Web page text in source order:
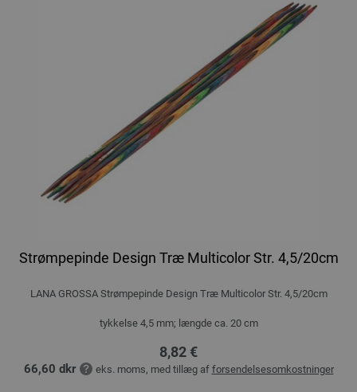
Strømpepinde Design Træ Multicolor Str. 4,5/20cm
LANA GROSSA Strømpepinde Design Træ Multicolor Str. 4,5/20cm
tykkelse 4,5 mm; længde ca. 20 cm
8,82 €
66,60 dkr eks. moms, med tillæg af forsendelsesomkostninger